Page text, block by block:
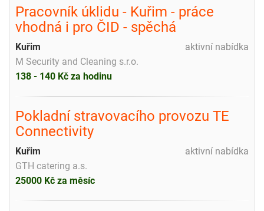
Pracovník úklidu - Kuřim - práce
vhodná i pro ČID - spěchá
aktivní nabídka
Kuřim
M Security and Cleaning s.r.o.
138 - 140 Kč za hodinu
Pokladní stravovacího provozu TE
Connectivity
aktivní nabídka
Kuřim
GTH catering a.s.
25000 Kč za měsíc